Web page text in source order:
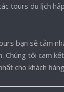
tours du lịch
bạn sẽ cảm
Chúng tôi cam
cho khách